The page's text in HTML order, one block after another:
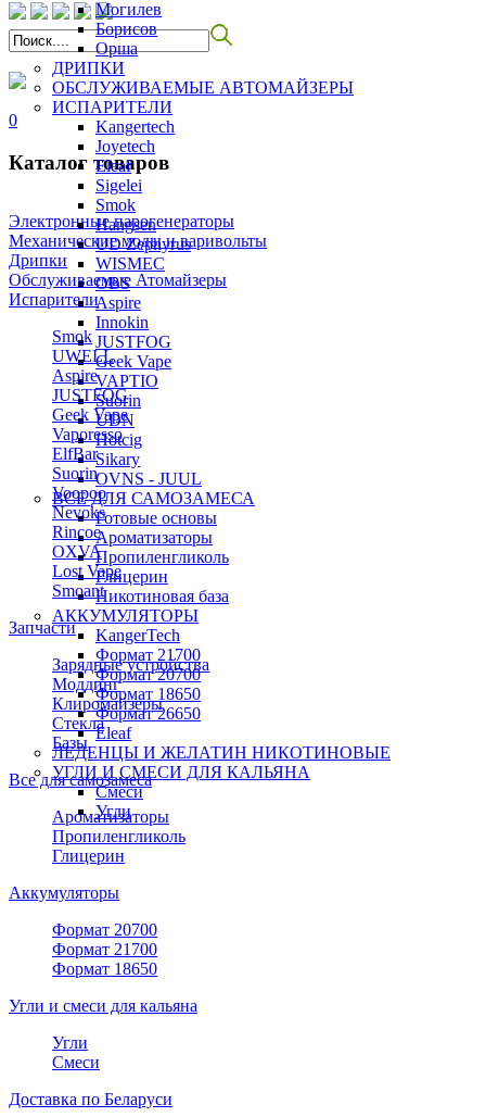
Могилев
Борисов
Орша
ДРИПКИ
ОБСЛУЖИВАЕМЫЕ АВТОМАЙЗЕРЫ
ИСПАРИТЕЛИ
Kangertech
Joyetech
Eleaf
Sigelei
Smok
Hangsen
UD Zephyrus
WISMEC
OBS
Aspire
Innokin
JUSTFOG
Geek Vape
VAPTIO
Suorin
UDN
Hotcig
Sikary
OVNS - JUUL
ВСЕ ДЛЯ САМОЗАМЕСА
Готовые основы
Ароматизаторы
Пропиленгликоль
Глицерин
Никотиновая база
АККУМУЛЯТОРЫ
KangerTech
Формат 21700
Формат 20700
Формат 18650
Формат 26650
Eleaf
ЛЕДЕНЦЫ И ЖЕЛАТИН НИКОТИНОВЫЕ
УГЛИ И СМЕСИ ДЛЯ КАЛЬЯНА
Смеси
Угли
0
Каталог товаров
Электронные парогенераторы
Механические моды и варивольты
Дрипки
Обслуживаемые Атомайзеры
Испарители
Smok
UWELL
Aspire
JUSTFOG
Geek Vape
Vaporesso
ElfBar
Suorin
Voopoo
Nevoks
Rincoe
OXVA
Lost Vape
Smoant
Запчасти
Зарядные устройства
Моддинг
Клиромайзеры
Стекла
Базы
Все для самозамеса
Ароматизаторы
Пропиленгликоль
Глицерин
Аккумуляторы
Формат 20700
Формат 21700
Формат 18650
Угли и смеси для кальяна
Угли
Смеси
Доставка по Беларуси